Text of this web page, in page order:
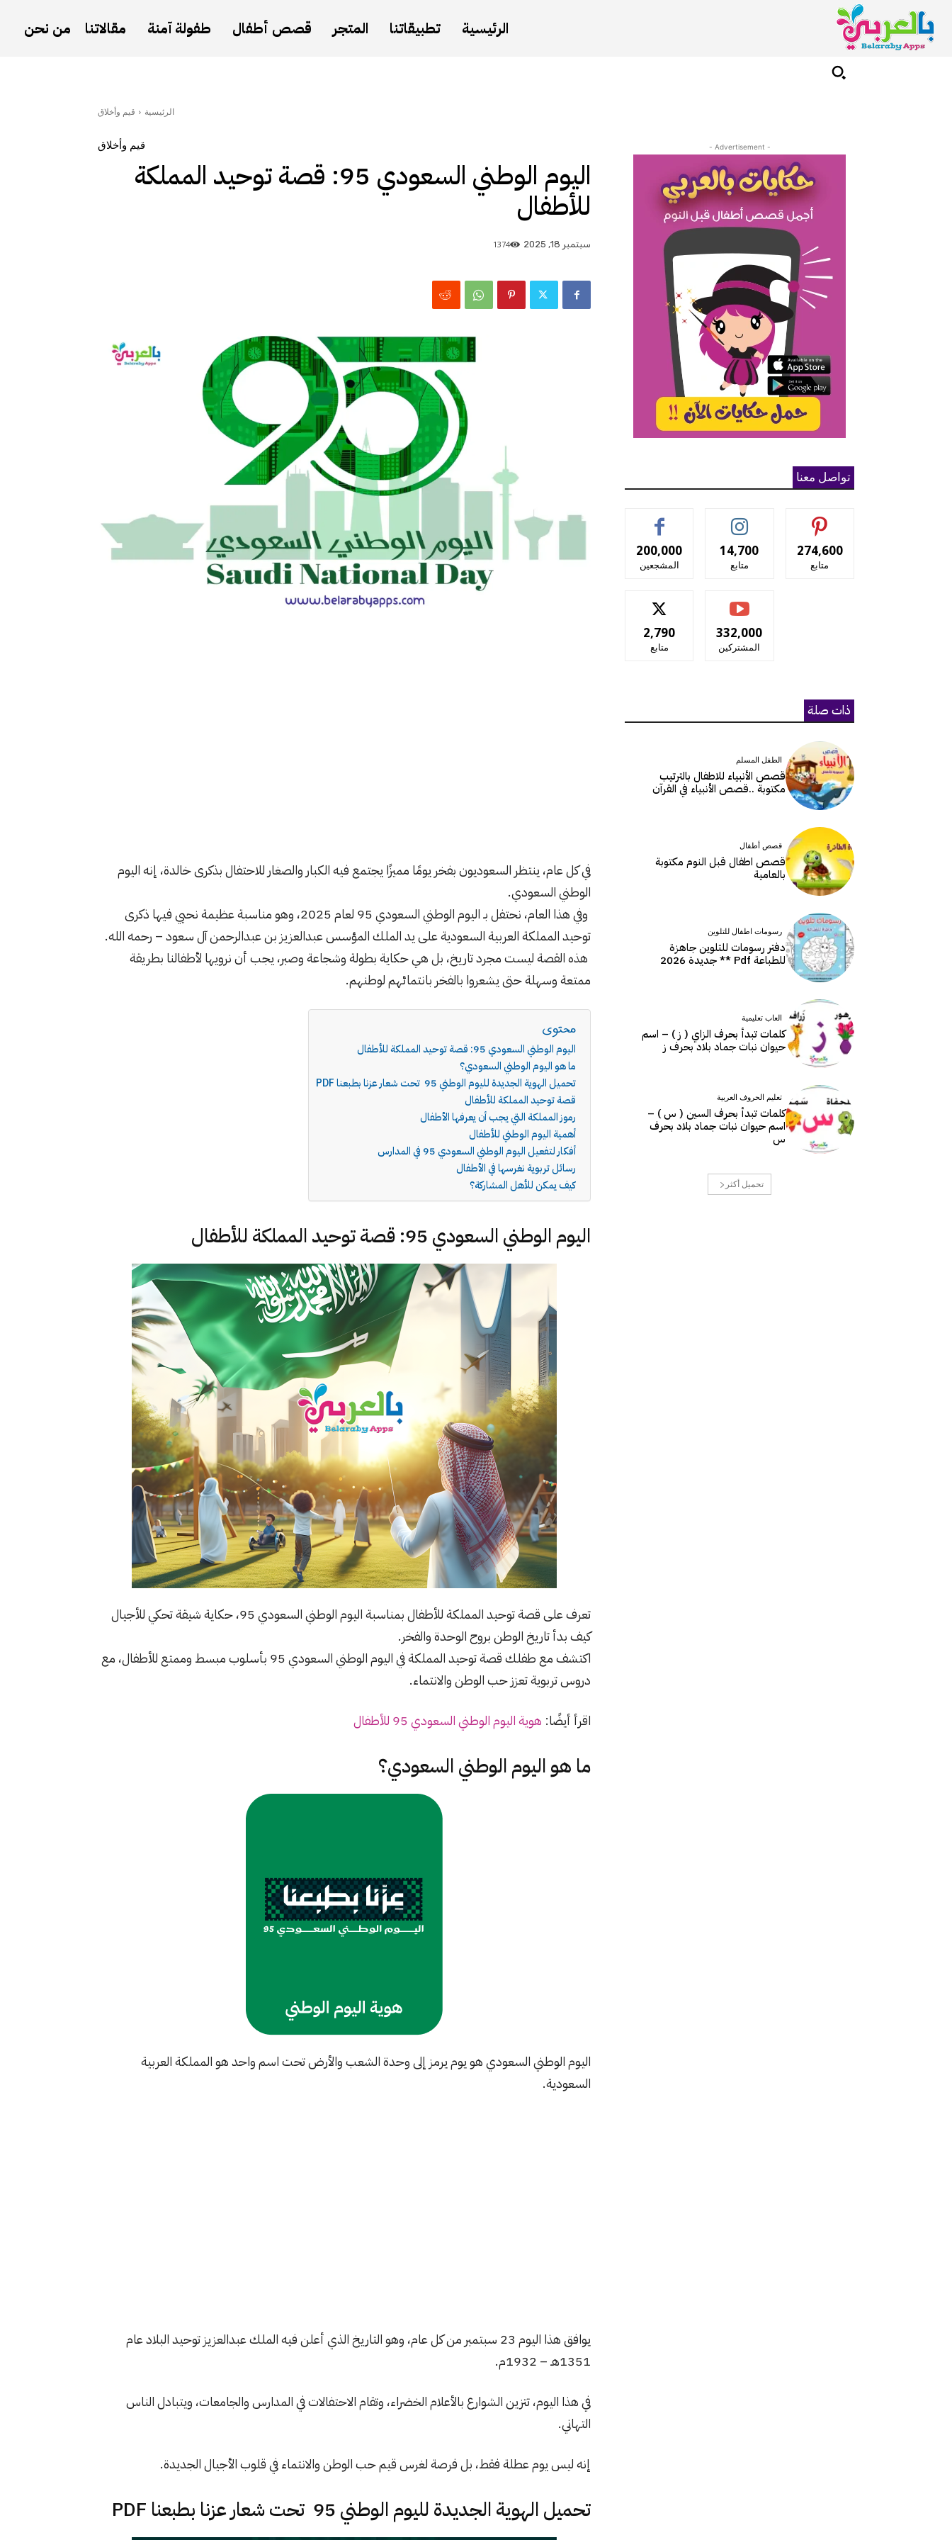
الرئيسية تطبيقاتنا المتجر قصص أطفال طفولة آمنة مقالاتنا من نحن
الرئيسية قيم وأخلاق
قيم وأخلاق
اليوم الوطني السعودي 95: قصة توحيد المملكة
للأطفال
سبتمبر 18, 2025 1374
في كل عام، ينتظر السعوديون بفخر يومًا مميزًا يجتمع فيه الكبار والصغار للاحتفال بذكرى خالدة، إنه اليوم
الوطني السعودي.
وفي هذا العام، نحتفل بـ اليوم الوطني السعودي 95 لعام 2025، وهو مناسبة عظيمة نحيي فيها ذكرى
توحيد المملكة العربية السعودية على يد الملك المؤسس عبدالعزيز بن عبدالرحمن آل سعود – رحمه الله.
هذه القصة ليست مجرد تاريخ، بل هي حكاية بطولة وشجاعة وصبر، يجب أن نرويها لأطفالنا بطريقة
ممتعة وسهلة حتى يشعروا بالفخر بانتمائهم لوطنهم.
محتوى
اليوم الوطني السعودي 95: قصة توحيد المملكة للأطفال
ما هو اليوم الوطني السعودي؟
تحميل الهوية الجديدة لليوم الوطني 95 تحت شعار عزنا بطبعنا PDF
قصة توحيد المملكة للأطفال
رموز المملكة التي يجب أن يعرفها الأطفال
أهمية اليوم الوطني للأطفال
أفكار لتفعيل اليوم الوطني السعودي 95 في المدارس
رسائل تربوية نغرسها في الأطفال
كيف يمكن للأهل المشاركة؟
اليوم الوطني السعودي 95: قصة توحيد المملكة للأطفال
تعرف على قصة توحيد المملكة للأطفال بمناسبة اليوم الوطني السعودي 95، حكاية شيقة تحكي للأجيال
كيف بدأ تاريخ الوطن بروح الوحدة والفخر.
اكتشف مع طفلك قصة توحيد المملكة في اليوم الوطني السعودي 95 بأسلوب مبسط وممتع للأطفال، مع
دروس تربوية تعزز حب الوطن والانتماء.
اقرأ أيضًا: هوية اليوم الوطني السعودي 95 للأطفال
ما هو اليوم الوطني السعودي؟
اليوم الوطني السعودي هو يوم يرمز إلى وحدة الشعب والأرض تحت اسم واحد هو المملكة العربية
السعودية.
يوافق هذا اليوم 23 سبتمبر من كل عام، وهو التاريخ الذي أعلن فيه الملك عبدالعزيز توحيد البلاد عام
1351هـ – 1932م.
في هذا اليوم، تتزين الشوارع بالأعلام الخضراء، وتقام الاحتفالات في المدارس والجامعات، ويتبادل الناس
التهاني.
إنه ليس يوم عطلة فقط، بل فرصة لغرس قيم حب الوطن والانتماء في قلوب الأجيال الجديدة.
تحميل الهوية الجديدة لليوم الوطني 95 تحت شعار عزنا بطبعنا PDF
- Advertisement -
تواصل معنا
200,000
المشجعين
14,700
متابع
274,600
متابع
2,790
متابع
332,000
المشتركين
ذات صلة
الطفل المسلم
قصص الأنبياء للاطفال بالترتيب
مكتوبة ..قصص الأنبياء في القرآن
قصص أطفال
قصص اطفال قبل النوم مكتوبة
بالعامية
رسومات اطفال للتلوين
دفتر رسومات للتلوين جاهزة
للطباعة Pdf ** جديدة 2026
العاب تعليمية
كلمات تبدأ بحرف الزاي ( ز ) – اسم
حيوان نبات جماد بلاد بحرف ز
تعليم الحروف العربية
كلمات تبدأ بحرف السين ( س ) –
اسم حيوان نبات جماد بلاد بحرف
س
تحميل أكثر